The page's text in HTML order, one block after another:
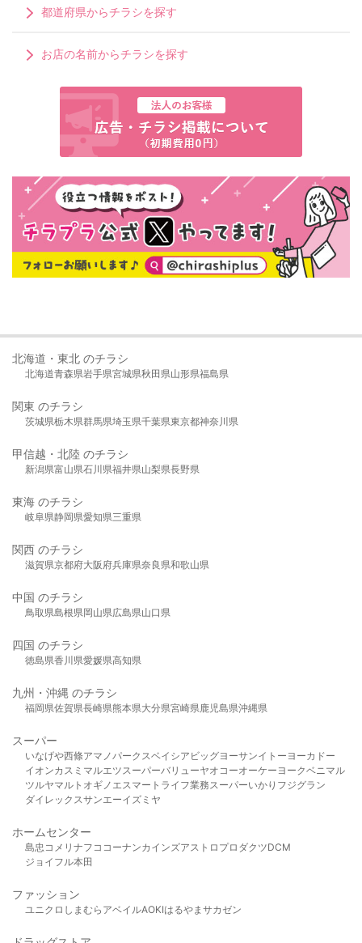
都道府県からチラシを探す
お店の名前からチラシを探す
北海道・東北 のチラシ
北海道青森県岩手県宮城県秋田県山形県福島県
関東 のチラシ
茨城県栃木県群馬県埼玉県千葉県東京都神奈川県
甲信越・北陸 のチラシ
新潟県富山県石川県福井県山梨県長野県
東海 のチラシ
岐阜県静岡県愛知県三重県
関西 のチラシ
滋賀県京都府大阪府兵庫県奈良県和歌山県
中国 のチラシ
鳥取県島根県岡山県広島県山口県
四国 のチラシ
徳島県香川県愛媛県高知県
九州・沖縄 のチラシ
福岡県佐賀県長崎県熊本県大分県宮崎県鹿児島県沖縄県
スーパー
いなげや西條アマノパークスベイシア ビッグヨーサンイトーヨーカドー
イオンカスミ マルエツスーパーバリューヤオコーオーケー ヨークベニマル
ツルヤマルト オギノ エスマート ライフ業務スーパーいかり フジグラン
ダイレックスサンエーイズミヤ
ホームセンター
島忠 コメリ ナフコ コーナンカインズアストロプロダクツDCM
ジョイフル本田
ファッション
ユニクロ しまむら アベイルAOKIはるやま サカゼン